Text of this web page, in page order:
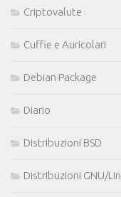
Criptovalute
Cuffie e Auricolari
Debian Package
Diario
Distribuzioni BSD
Distribuzioni GNU/